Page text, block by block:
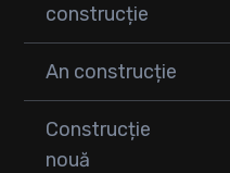
construcție
An construcție
Construcție
nouă